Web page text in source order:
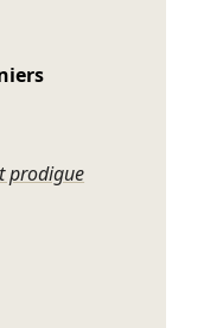
prodigue